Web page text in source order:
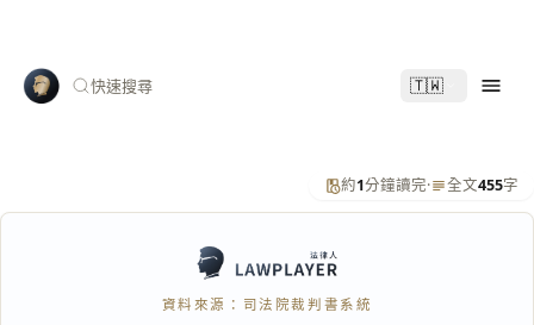
快速搜尋 🇹🇼
約1分鐘讀完· 全文455字
資料來源：司法院裁判書系統